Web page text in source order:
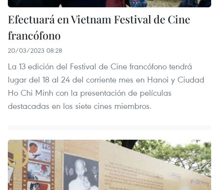
Efectuará en Vietnam Festival de Cine
francófono
20/03/2023 08:28
La 13 edición del Festival de Cine francófono tendrá
lugar del 18 al 24 del corriente mes en Hanoi y Ciudad
Ho Chi Minh con la presentación de películas
destacadas en los siete cines miembros.